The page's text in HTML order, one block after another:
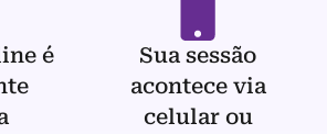
é
Sua sessão
acontece via
celular ou